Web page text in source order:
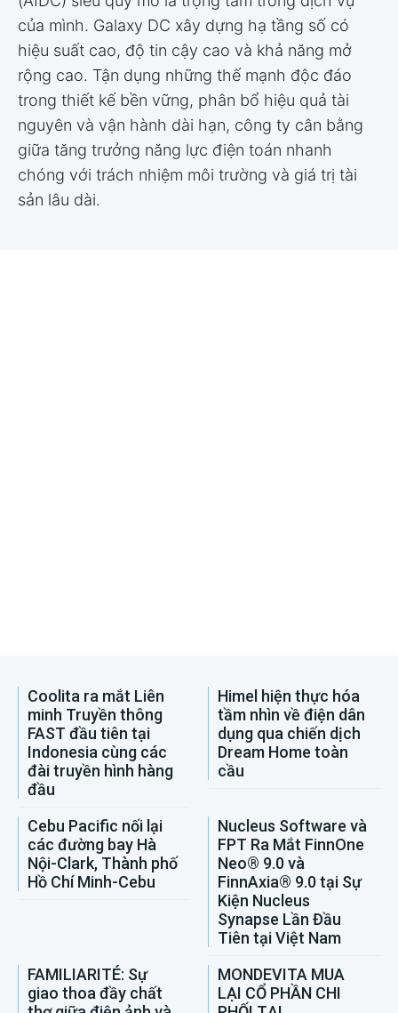
của mình. Galaxy DC xây dựng hạ tầng số có
hiệu suất cao, độ tin cậy cao và khả năng mở
rộng cao. Tận dụng những thế mạnh độc đáo
trong thiết kế bền vững, phân bổ hiệu quả tài
nguyên và vận hành dài hạn, công ty cân bằng
giữa tăng trưởng năng lực điện toán nhanh
chóng với trách nhiệm môi trường và giá trị tài
sản lâu dài.
Coolita ra mắt Liên
minh Truyền thông
FAST đầu tiên tại
Indonesia cùng các
đài truyền hình hàng
đầu
Himel hiện thực hóa
tầm nhìn về điện dân
dụng qua chiến dịch
Dream Home toàn
cầu
Cebu Pacific nối lại
các đường bay Hà
Nội-Clark, Thành phố
Hồ Chí Minh-Cebu
Nucleus Software và
FPT Ra Mắt FinnOne
Neo® 9.0 và
FinnAxia® 9.0 tại Sự
Kiện Nucleus
Synapse Lần Đầu
Tiên tại Việt Nam
FAMILIARITÉ: Sự
giao thoa đầy chất
MONDEVITA MUA
LẠI CỔ PHẦN CHI